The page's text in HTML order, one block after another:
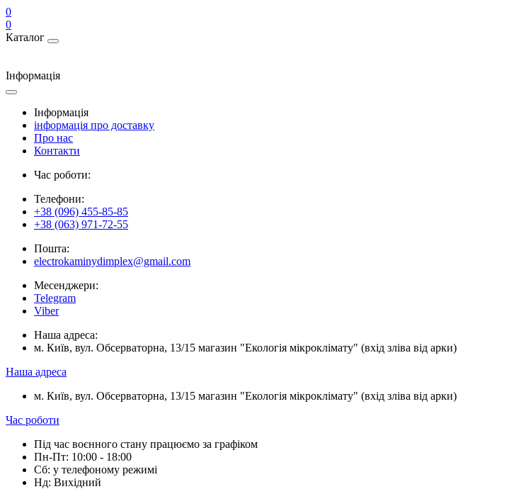
0
0
Каталог
Інформація
Інформація
інформація про доставку
Про нас
Контакти
Час роботи:
Телефони:
+38 (096) 455-85-85
+38 (063) 971-72-55
Пошта:
electrokaminydimplex@gmail.com
Месенджери:
Telegram
Viber
Наша адреса:
м. Київ, вул. Обсерваторна, 13/15 магазин "Екологія мікроклімату" (вхід зліва від арки)
Наша адреса
м. Київ, вул. Обсерваторна, 13/15 магазин "Екологія мікроклімату" (вхід зліва від арки)
Час роботи
Під час воєнного стану працюємо за графіком
Пн-Пт: 10:00 - 18:00
Сб: у телефоному режимі
Нд: Вихідний